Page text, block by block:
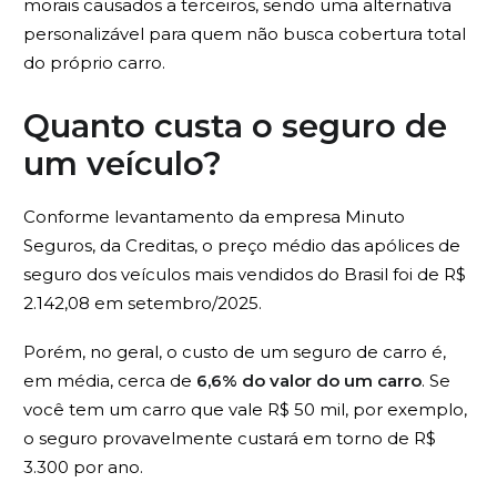
morais causados a terceiros, sendo uma alternativa
personalizável para quem não busca cobertura total
do próprio carro.
Quanto custa o seguro de
um veículo?
Conforme levantamento da empresa Minuto
Seguros, da Creditas, o preço médio das apólices de
seguro dos veículos mais vendidos do Brasil foi de R$
2.142,08 em setembro/2025.
Porém, no geral, o custo de um seguro de carro é,
em média, cerca de 6,6% do valor do um carro. Se
você tem um carro que vale R$ 50 mil, por exemplo,
o seguro provavelmente custará em torno de R$
3.300 por ano.